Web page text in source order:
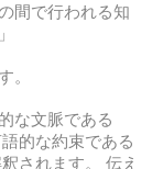
間で行われる知
。
な文脈である
的な約束である
されます。 伝え